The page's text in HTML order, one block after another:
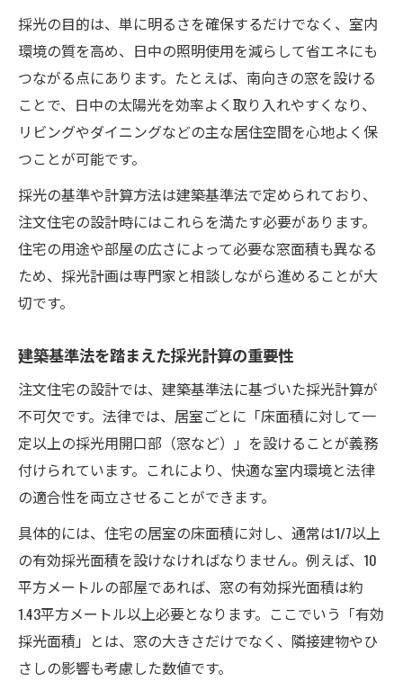
採光計算とシミュレーションによる最適化
居室採光が難しい場合の窓選びポイント
採光度を高める窓の種類と配置パターン
自然光を活かした注文住宅の設計術
注文住宅で自然光を最大限活かす設計方法
採光計算を活用した自然光の取り入れ方
室内全体の明るさを左右する窓配置術
採光とは何かを意識した間取りの工夫
採光度アップに役立つ設計テクニック
採光計算シミュレーションで失敗回避
用
法
採光計算で居室の採光不足を未然に防ぐ
室内の採光計算シミュレーション実践例
注文住宅の設計段階で活きる採光計算術
注文住宅の健康と快適さを支える採光
注文住宅の健康と採光の深い関係性
採光基準を守ることで快適な暮らしを実現
自然光がもたらす注文住宅の健康効果
採光度の高い間取りで心地よい生活空間
注文住宅の採光が家族の健康に与える影響
採光の目的は、単に明るさを確保するだけでなく、室内
環境の質を高め、日中の照明使用を減らして省エネにも
つながる点にあります。たとえば、南向きの窓を設ける
ことで、日中の太陽光を効率よく取り入れやすくなり、
リビングやダイニングなどの主な居住空間を心地よく保
つことが可能です。
採光の基準や計算方法は建築基準法で定められており、
注文住宅の設計時にはこれらを満たす必要があります。
住宅の用途や部屋の広さによって必要な窓面積も異なる
ため、採光計画は専門家と相談しながら進めることが大
切です。
建築基準法を踏まえた採光計算の重要性
注文住宅の設計では、建築基準法に基づいた採光計算が
不可欠です。法律では、居室ごとに「床面積に対して一
定以上の採光用開口部（窓など）」を設けることが義務
付けられています。これにより、快適な室内環境と法律
の適合性を両立させることができます。
具体的には、住宅の居室の床面積に対し、通常は1/7以上
の有効採光面積を設けなければなりません。例えば、10
平方メートルの部屋であれば、窓の有効採光面積は約
1.43平方メートル以上必要となります。ここでいう「有効
採光面積」とは、窓の大きさだけでなく、隣接建物やひ
さしの影響も考慮した数値です。